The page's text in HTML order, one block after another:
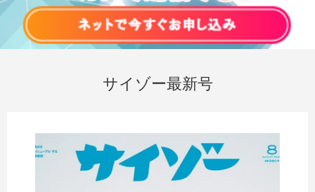
サイゾー最新号